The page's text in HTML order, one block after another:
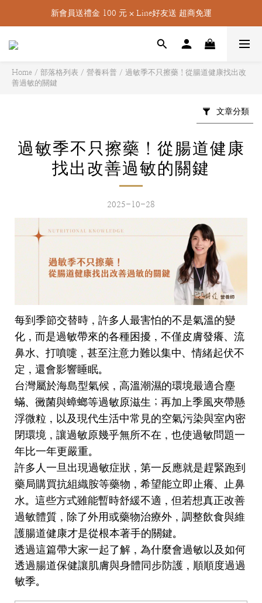
新會員送禮金 100 元 ⨉ Line好友送 超商免運
Home / 部落格列表 / 營養科普 / 過敏季不只擦藥！從腸道健康找出改
善過敏的關鍵
文章分類
過敏季不只擦藥！從腸道健康
找出改善過敏的關鍵
2025-10-28
每到季節交替時，許多人最害怕的不是氣溫的變
化，而是過敏帶來的各種困擾，不僅皮膚發癢、流
鼻水、打噴嚏，甚至注意力難以集中、情緒起伏不
定，還會影響睡眠。
台灣屬於海島型氣候，高溫潮濕的環境最適合塵
蟎、黴菌與蟑螂等過敏原滋生；再加上季風夾帶懸
浮微粒，以及現代生活中常見的空氣污染與室內密
閉環境，讓過敏原幾乎無所不在，也使過敏問題一
年比一年更嚴重。
許多人一旦出現過敏症狀，第一反應就是趕緊跑到
藥局購買抗組織胺等藥物，希望能立即止癢、止鼻
水。這些方式雖能暫時舒緩不適，但若想真正改善
過敏體質，除了外用或藥物治療外，調整飲食與維
護腸道健康才是從根本著手的關鍵。
透過這篇帶大家一起了解，為什麼會過敏以及如何
透過腸道保健讓肌膚與身體同步防護，順順度過過
敏季。